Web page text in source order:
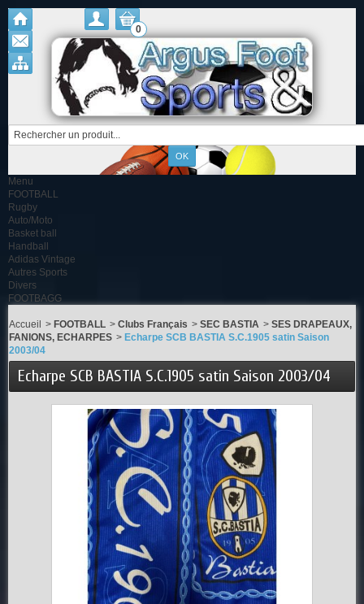
0
Menu
FOOTBALL
Rugby
Auto/Moto
Basket ball
Handball
Adidas Vintage
Autres Sports
Divers
FOOTBAGG
Accueil > FOOTBALL > Clubs Français > SEC BASTIA > SES DRAPEAUX,
FANIONS, ECHARPES > Echarpe SCB BASTIA S.C.1905 satin Saison
2003/04
Echarpe SCB BASTIA S.C.1905 satin Saison 2003/04